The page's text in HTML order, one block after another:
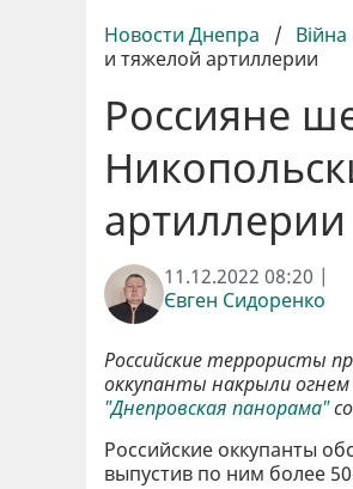
Новости Днепра / Війна
и тяжелой артиллерии
Россияне
артиллерии
11.12.2022 08:20 |
Євген Сидоренко
Российские террористы
оккупанты накрыли
"Днепровская панорама"
Российские оккупанты
выпустив по ним более